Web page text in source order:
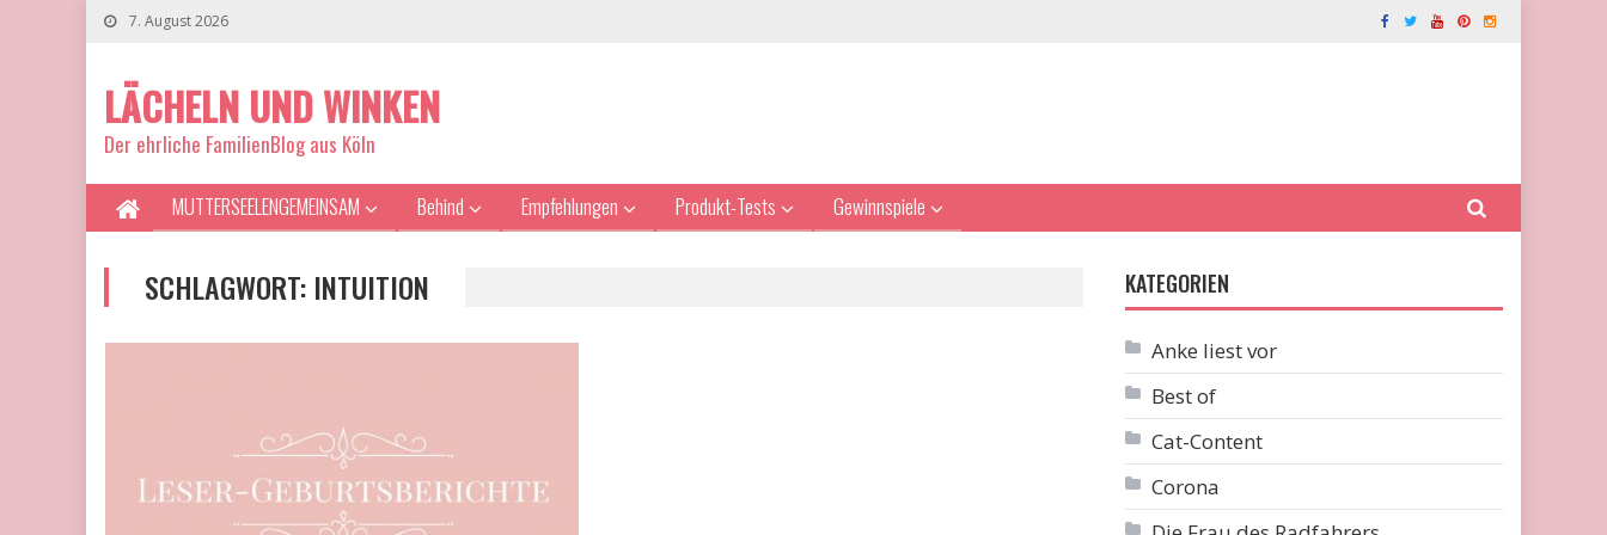
7. August 2026
LÄCHELN UND WINKEN
Der ehrliche FamilienBlog aus Köln
MUTTERSEELENGEMEINSAM Behind Empfehlungen Produkt-Tests Gewinnspiele
SCHLAGWORT: INTUITION KATEGORIEN
Anke liest vor
Best of
Cat-Content
Corona